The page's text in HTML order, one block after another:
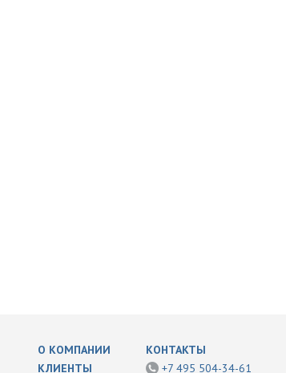
О КОМПАНИИ
КЛИЕНТЫ
КОНТАКТЫ
+7 495 504-34-61